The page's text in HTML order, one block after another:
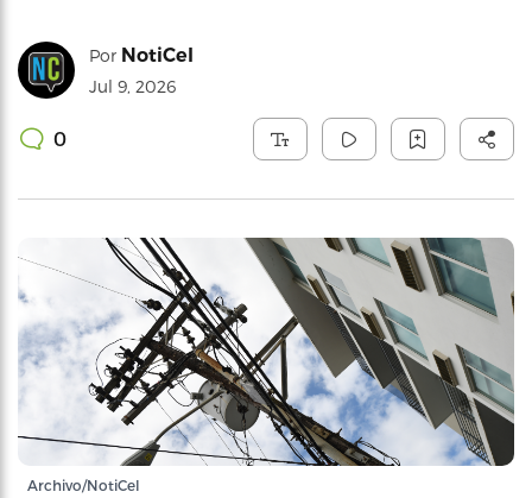
Por NotiCel
Jul 9, 2026
0
Archivo/NotiCel